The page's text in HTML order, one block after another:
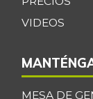
VIDEOS
MESA DE